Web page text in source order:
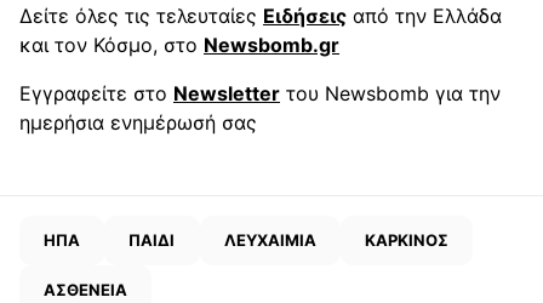
Δείτε όλες τις τελευταίες Ειδήσεις από την Ελλάδα
και τον Κόσμο, στο Newsbomb.gr
Εγγραφείτε στο Newsletter του Newsbomb για την
ημερήσια ενημέρωσή σας
ΗΠΑ ΠΑΙΔΙ ΛΕΥΧΑΙΜΙΑ ΚΑΡΚΙΝΟΣ
ΑΣΘΕΝΕΙΑ